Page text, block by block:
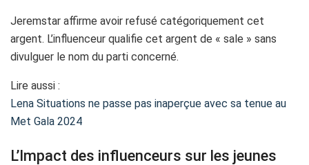
Jeremstar affirme avoir refusé catégoriquement cet
argent. L’influenceur qualifie cet argent de « sale » sans
divulguer le nom du parti concerné.
Lire aussi :
Lena Situations ne passe pas inaperçue avec sa tenue au
Met Gala 2024
L’Impact des influenceurs sur les jeunes